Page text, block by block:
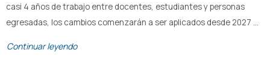
casi 4 años de trabajo entre docentes, estudiantes y personas
egresadas, los cambios comenzarán a ser aplicados desde 2027 …
Continuar leyendo